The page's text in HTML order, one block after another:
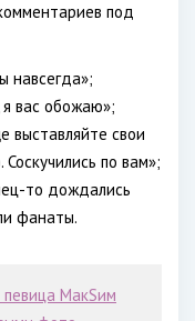
под
навсегда»;
я вас обожаю»;
выставляйте свои
по вам»;
то дождались
фанаты.
певица МакSим